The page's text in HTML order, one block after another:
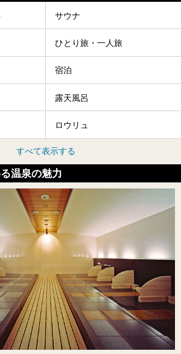
サウナ
ひとり旅・一人旅
宿泊
露天風呂
ロウリュ
すべて表示する
温泉の魅力